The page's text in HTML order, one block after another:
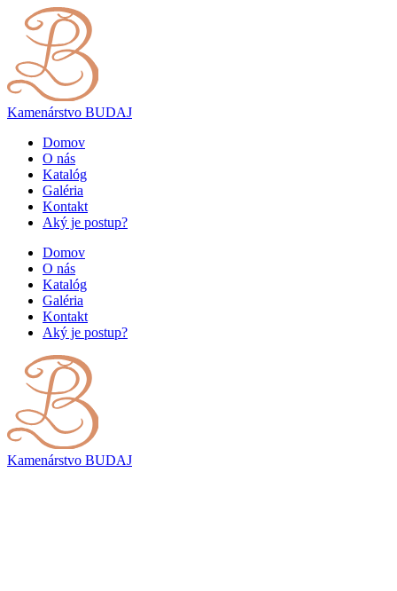
Kamenárstvo BUDAJ
Domov
O nás
Katalóg
Galéria
Kontakt
Aký je postup?
Domov
O nás
Katalóg
Galéria
Kontakt
Aký je postup?
Kamenárstvo BUDAJ